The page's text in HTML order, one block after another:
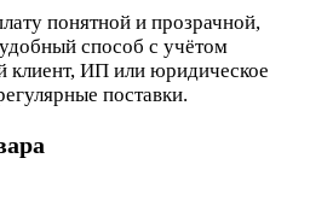
понятной и прозрачной,
способ с учётом
клиент, ИП или юридическое
поставки.